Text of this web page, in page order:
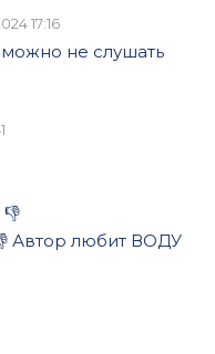
17:16
не слушать
Автор любит ВОДУ